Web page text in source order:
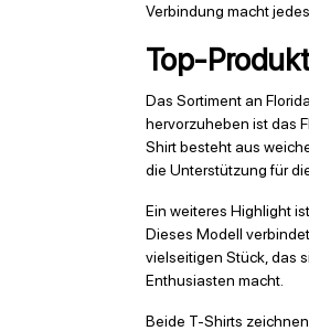
Verbindung macht
Top-
Das Sortiment an
hervorzuheben ist das
Shirt besteht aus
die Unterstützung für
Ein weiteres Highlight
Dieses Modell
vielseitigen Stück, das
Enthusiasten macht.
Beide T-Shirts